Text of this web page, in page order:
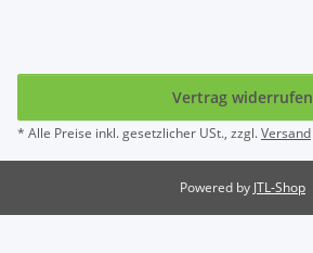
Vertrag widerrufen
* Alle Preise inkl. gesetzlicher USt., zzgl.Versand
Powered by JTL-Shop